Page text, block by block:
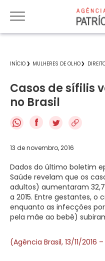
INÍCIO MULHERES DE OLHO
Casos de sífilis
no Brasil
f
13 de novembro, 2016
Dados do último boletim
Saúde revelam que os
adultos) aumentaram
a 2015. Entre gestantes, o
enquanto as infecções
pela mãe ao bebê)
(Agência Brasil, 13/11/